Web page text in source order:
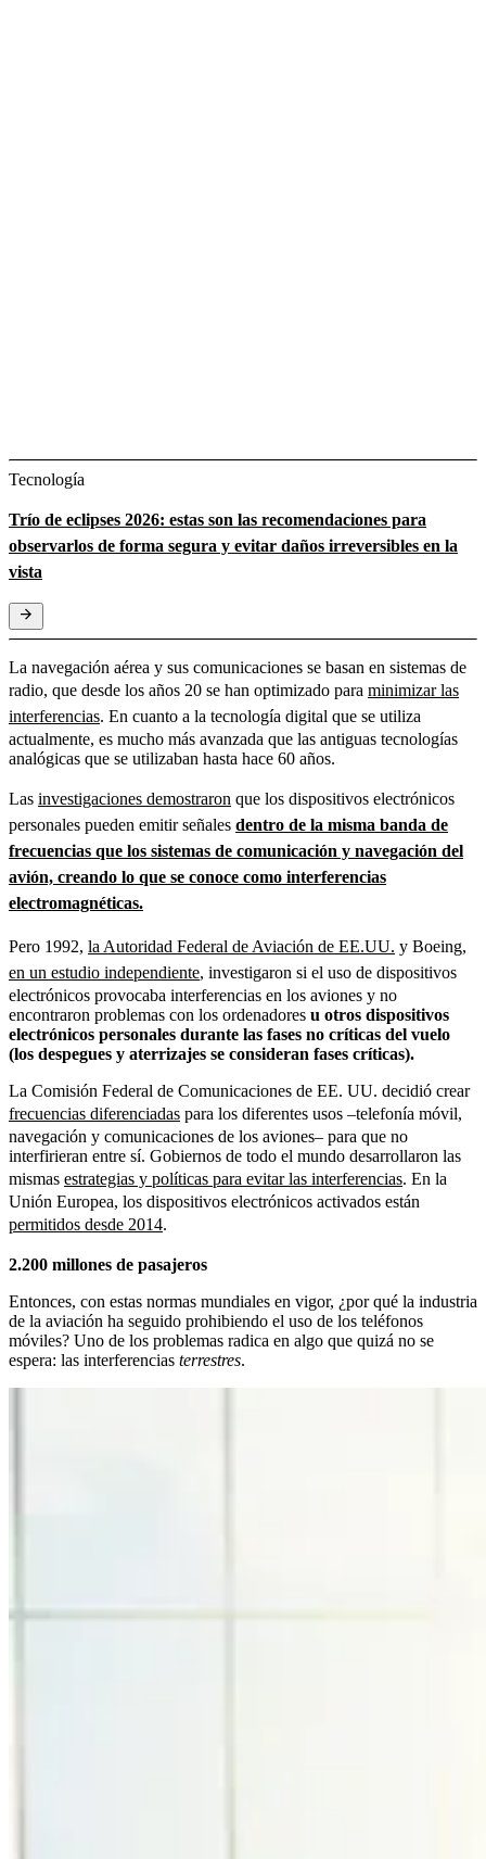
Tecnología
Trío de eclipses 2026: estas son las recomendaciones para
observarlos de forma segura y evitar daños irreversibles en la
vista
La navegación aérea y sus comunicaciones se basan en sistemas de
radio, que desde los años 20 se han optimizado para minimizar las
interferencias. En cuanto a la tecnología digital que se utiliza
actualmente, es mucho más avanzada que las antiguas tecnologías
analógicas que se utilizaban hasta hace 60 años.
Las investigaciones demostraron que los dispositivos electrónicos
personales pueden emitir señales dentro de la misma banda de
frecuencias que los sistemas de comunicación y navegación del
avión, creando lo que se conoce como interferencias
electromagnéticas.
Pero 1992, la Autoridad Federal de Aviación de EE.UU. y Boeing,
en un estudio independiente, investigaron si el uso de dispositivos
electrónicos provocaba interferencias en los aviones y no
encontraron problemas con los ordenadores u otros dispositivos
electrónicos personales durante las fases no críticas del vuelo
(los despegues y aterrizajes se consideran fases críticas).
La Comisión Federal de Comunicaciones de EE. UU. decidió crear
frecuencias diferenciadas para los diferentes usos –telefonía móvil,
navegación y comunicaciones de los aviones– para que no
interfirieran entre sí. Gobiernos de todo el mundo desarrollaron las
mismas estrategias y políticas para evitar las interferencias. En la
Unión Europea, los dispositivos electrónicos activados están
permitidos desde 2014.
2.200 millones de pasajeros
Entonces, con estas normas mundiales en vigor, ¿por qué la industria
de la aviación ha seguido prohibiendo el uso de los teléfonos
móviles? Uno de los problemas radica en algo que quizá no se
espera: las interferencias terrestres.